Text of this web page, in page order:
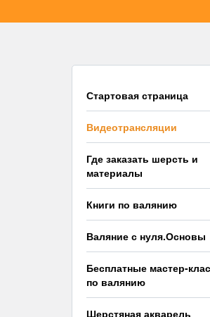
Стартовая страница
Видеотрансляции
Где заказать шерсть и
материалы
Книги по валянию
Валяние с нуля.Основы
Бесплатные мастер-
по валянию
Шерстяная акварель